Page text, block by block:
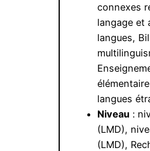
connexes
langage et
langues,
langues
Niveau :
(LMD),
(LMD),